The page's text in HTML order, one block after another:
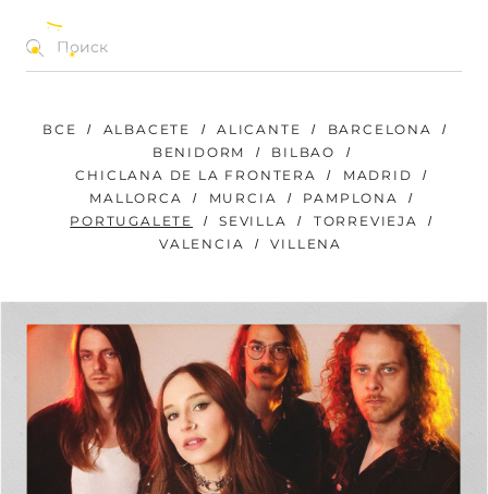
КОНЦЕРТЫ | ФЕСТИВАЛИ | МЕРОПРИЯТИЯ
ВСЕ ALBACETE ALICANTE
BARCELONA
BENIDORM
BILBAO
CHICLANA DE LA FRONTERA
MADRID
MALLORCA
MURCIA
PAMPLONA
PORTUGALETE
SEVILLA
TORREVIEJA
VALENCIA
VILLENA